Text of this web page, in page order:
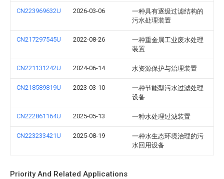
CN223969632U 2026-03-06
一种具有逐级过滤结构的
污水处理装置
CN217297545U 2022-08-26
一种重金属工业废水处理
装置
CN221131242U 2024-06-14 水资源保护与治理装置
CN218589819U 2023-03-10
一种节能型污水过滤处理
设备
CN222861164U 2025-05-13 一种水处理过滤装置
CN223233421U 2025-08-19
一种水生态环境治理的污
水回用设备
Priority And Related Applications